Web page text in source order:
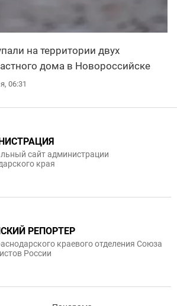
на территории двух
дома в Новороссийске
06:31
сайт администрации
края
РЕПОРТЕР
краевого отделения Союза
России